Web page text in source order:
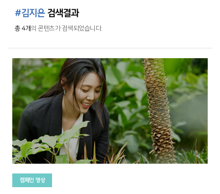
#김지은검색결과
총 4개의 콘텐츠가 검색되었습니다.
캠페인 영상